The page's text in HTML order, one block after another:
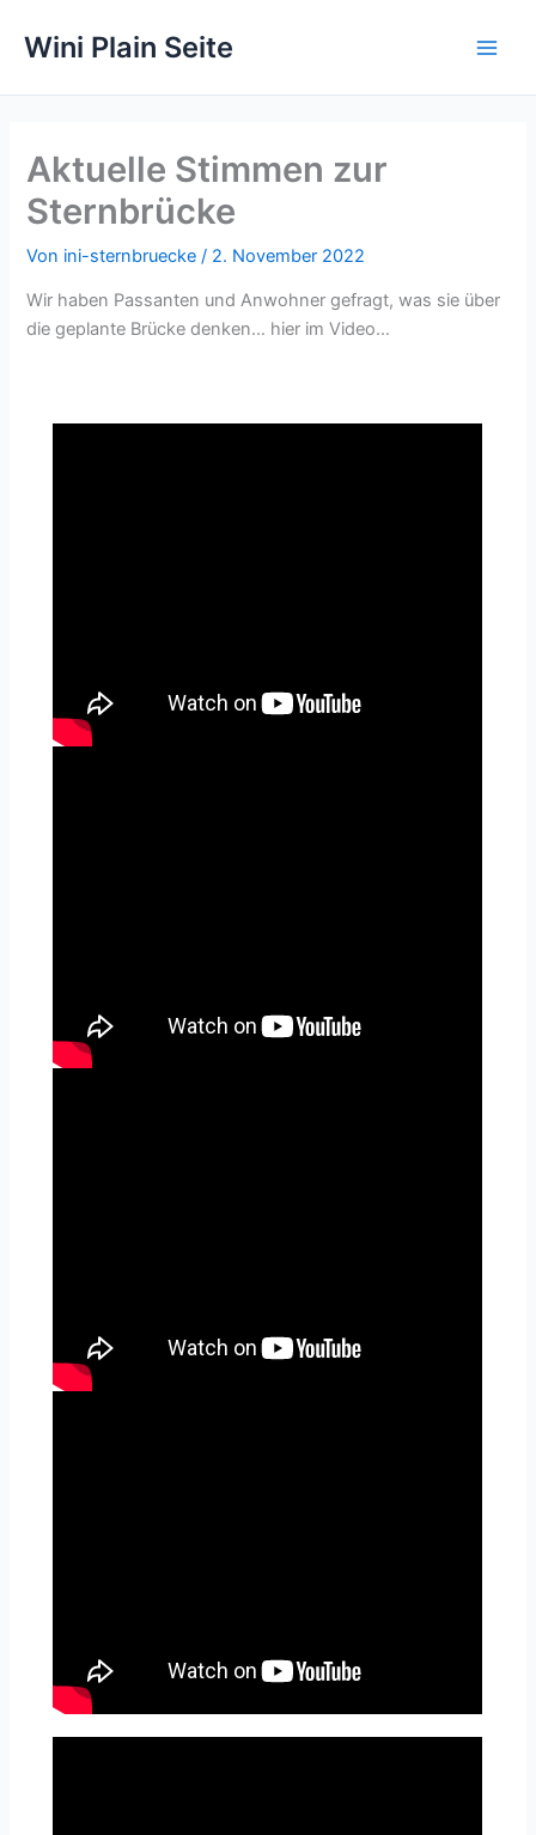
InhaltWini Plain Seite
Aktuelle Stimmen zur
Sternbrücke
Von ini-sternbruecke/ 2. November 2022
Wir haben Passanten und Anwohner gefragt, was sie über
die geplante Brücke denken… hier im Video…